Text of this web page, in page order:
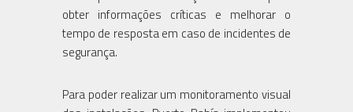
obter informações críticas e melhorar o
tempo de resposta em caso de incidentes de
segurança.
Para poder realizar um monitoramento visual